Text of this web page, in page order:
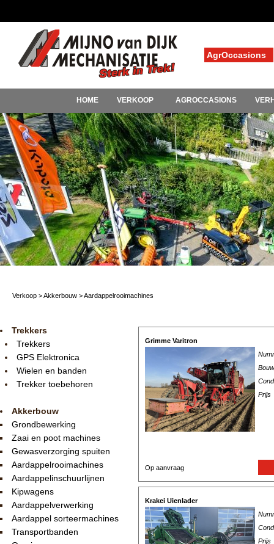
AgrOccasions
HOME VERKOOP AGROCCASIONS
Verkoop >Akkerbouw >Aardappelrooimachines
Trekkers
Trekkers
GPS Elektronica
Wielen en banden
Trekker toebehoren
Akkerbouw
Grondbewerking
Zaai en poot machines
Gewasverzorging spuiten
Aardappelrooimachines
Aardappelinschuurlijnen
Kipwagens
Aardappelverwerking
Aardappel sorteermachines
Transportbanden
Grimme Varitron
Prijs
Op aanvraag
Krakei Uienlader
Prijs